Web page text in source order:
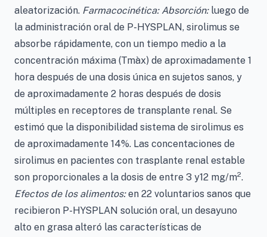
aleatorización. Farmacocinética: Absorción:luego de
la administración oral de P-HYSPLAN, sirolimus se
absorbe rápidamente, con un tiempo medio a la
concentración máxima (Tmàx) de aproximadamente 1
hora después de una dosis única en sujetos sanos, y
de aproximadamente 2 horas después de dosis
múltiples en receptores de transplante renal. Se
estimó que la disponibilidad sistema de sirolimus es
de aproximadamente 14%. Las concentaciones de
sirolimus en pacientes con trasplante renal estable
son proporcionales a la dosis de entre 3 y12 mg/m2.
Efectos de los alimentos:en 22 voluntarios sanos que
recibieron P-HYSPLAN solución oral, un desayuno
alto en grasa alteró las características de